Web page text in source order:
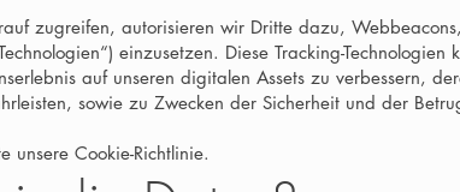
zugreifen, autorisieren wir Dritte dazu,
einzusetzen. Diese Tracking-
auf unseren digitalen Assets zu verbessern,
sowie zu Zwecken der Sicherheit und der
unsere Cookie-Richtlinie.